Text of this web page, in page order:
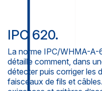
IPC 620.
La norme IPC/WHMA-
détaille comment, dans
détecter puis corriger les
faisceaux de fils et